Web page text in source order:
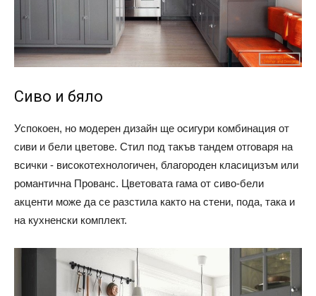
Сиво и бяло
Успокоен, но модерен дизайн ще осигури комбинация от
сиви и бели цветове. Стил под такъв тандем отговаря на
всички - високотехнологичен, благороден класицизъм или
романтична Прованс. Цветовата гама от сиво-бели
акценти може да се разстила както на стени, пода, така и
на кухненски комплект.